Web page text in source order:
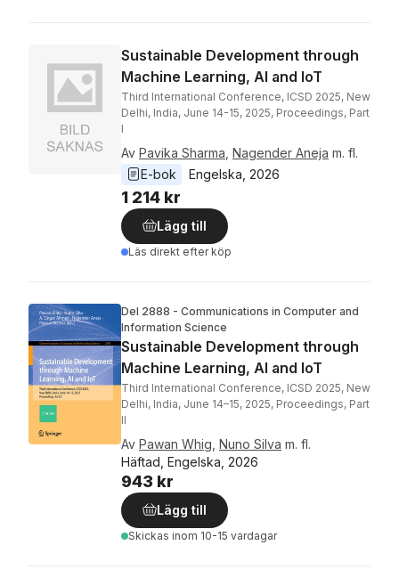
Sustainable Development through
Machine Learning, AI and IoT
Third International Conference, ICSD 2025, New
Delhi, India, June 14-15, 2025, Proceedings, Part
I
Av Pavika Sharma Nagender Aneja m. fl.
E-bok
Engelska 2026
1 214 kr
Lägg till
Läs direkt efter köp
Del 2888 - Communications in Computer and
Information Science
Sustainable Development through
Machine Learning, AI and IoT
Third International Conference, ICSD 2025, New
Delhi, India, June 14–15, 2025, Proceedings, Part
II
Av Pawan Whig Nuno Silva m. fl.
Häftad, Engelska, 2026
943 kr
Lägg till
Skickas inom 10-15 vardagar